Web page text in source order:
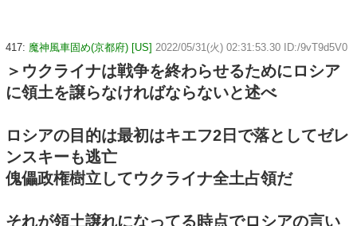
417: 魔神風車固め(京都府) [US] 2022/05/31(火) 02:31:53.30 ID:/9vT9d5V0
＞ウクライナは戦争を終わらせるためにロシア
に領土を譲らなければならないと述べ
ロシアの目的は最初はキエフ2日で落としてゼレ
ンスキーも逃亡
傀儡政権樹立してウクライナ全土占領だ
それが領土譲れになってる時点でロシアの言い